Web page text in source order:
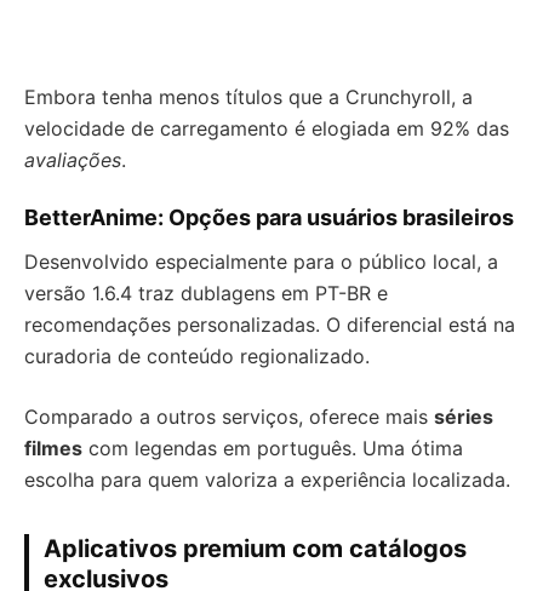
Embora tenha menos títulos que a Crunchyroll, a
velocidade de carregamento é elogiada em 92% das
avaliações.
BetterAnime: Opções para usuários brasileiros
Desenvolvido especialmente para o público local, a
versão 1.6.4 traz dublagens em PT-BR e
recomendações personalizadas. O diferencial está na
curadoria de conteúdo regionalizado.
Comparado a outros serviços, oferece mais séries
filmes com legendas em português. Uma ótima
escolha para quem valoriza a experiência localizada.
Aplicativos premium com catálogos
exclusivos